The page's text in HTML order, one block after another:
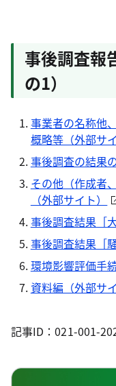
事後調査報
の1）
事業者の名称他
概略等（外部サイ
事後調査の結果
その他（作成者
（外部サイト）
事後調査結果［
事後調査結果［
環境影響評価手
資料編（外部サイ
記事ID：021-001-